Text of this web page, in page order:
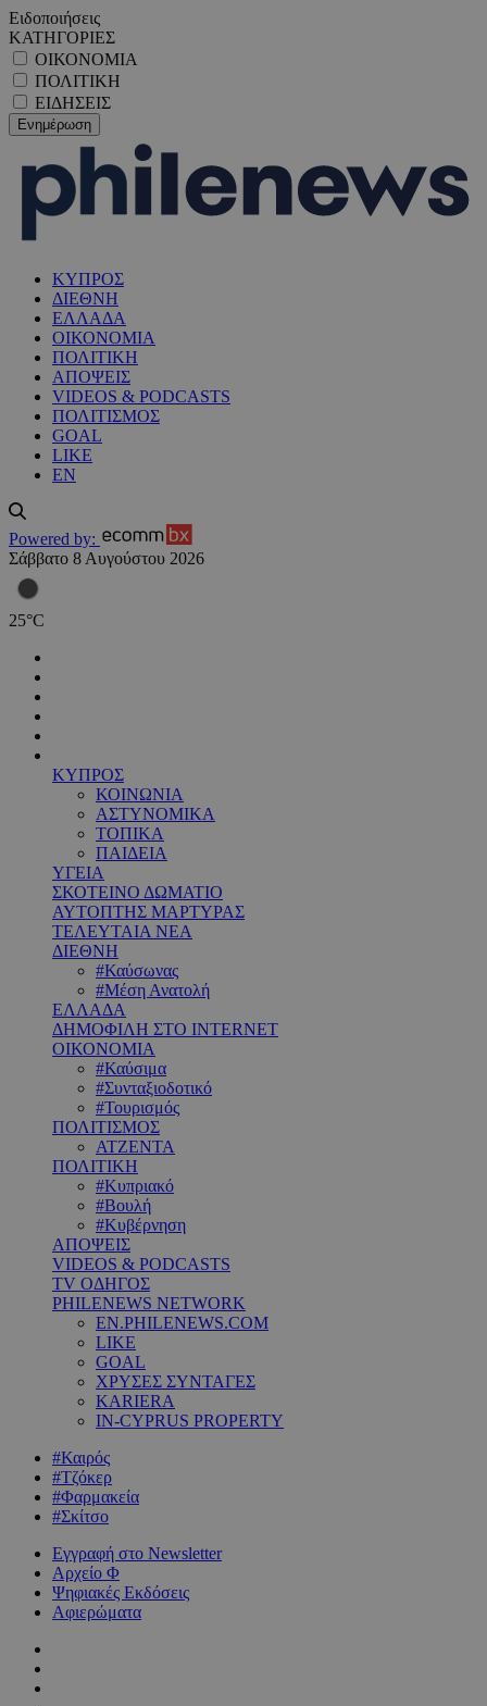
Ειδοποιήσεις
ΚΑΤΗΓΟΡΙΕΣ
ΟΙΚΟΝΟΜΙΑ
ΠΟΛΙΤΙΚΗ
ΕΙΔΗΣΕΙΣ
ΚΥΠΡΟΣ
ΔΙΕΘΝΗ
ΕΛΛΑΔΑ
ΟΙΚΟΝΟΜΙΑ
ΠΟΛΙΤΙΚΗ
ΑΠΟΨΕΙΣ
VIDEOS & PODCASTS
ΠΟΛΙΤΙΣΜΟΣ
GOAL
LIKE
EN
Powered by:
Σάββατο 8 Αυγούστου 2026
25°C
ΚΥΠΡΟΣ
ΚΟΙΝΩΝΙΑ
ΑΣΤΥΝΟΜΙΚΑ
ΤΟΠΙΚΑ
ΠΑΙΔΕΙΑ
ΥΓΕΙΑ
ΣΚΟΤΕΙΝΟ ΔΩΜΑΤΙΟ
ΑΥΤΟΠΤΗΣ ΜΑΡΤΥΡΑΣ
ΤΕΛΕΥΤΑΙΑ ΝΕΑ
ΔΙΕΘΝΗ
#Καύσωνας
#Μέση Ανατολή
ΕΛΛΑΔΑ
ΔΗΜΟΦΙΛΗ ΣΤΟ INTERNET
ΟΙΚΟΝΟΜΙΑ
#Καύσιμα
#Συνταξιοδοτικό
#Τουρισμός
ΠΟΛΙΤΙΣΜΟΣ
ΑΤΖΕΝΤΑ
ΠΟΛΙΤΙΚΗ
#Κυπριακό
#Βουλή
#Κυβέρνηση
ΑΠΟΨΕΙΣ
VIDEOS & PODCASTS
TV ΟΔΗΓΟΣ
PHILENEWS NETWORK
EN.PHILENEWS.COM
LIKE
GOAL
ΧΡΥΣΕΣ ΣΥΝΤΑΓΕΣ
KARIERA
IN-CYPRUS PROPERTY
#Καιρός
#Τζόκερ
#Φαρμακεία
#Σκίτσο
Εγγραφή στο Newsletter
Αρχείο Φ
Ψηφιακές Εκδόσεις
Αφιερώματα